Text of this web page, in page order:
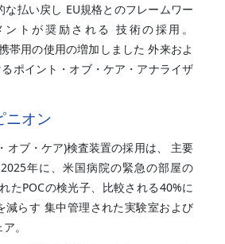
な払い戻し EU規格とのフレームワー
トが奨励される 技術の採用。
帯用の使用の増加しました 外来およ
ポイント・オブ・ケア・アナライザ
ニオン
オブ・ケア)検査装置の採用は、 主要
年に、米国病院の緊急の部屋の
たPOCの検光子、比較される40%に
減らす 集中管理された実験室および
。